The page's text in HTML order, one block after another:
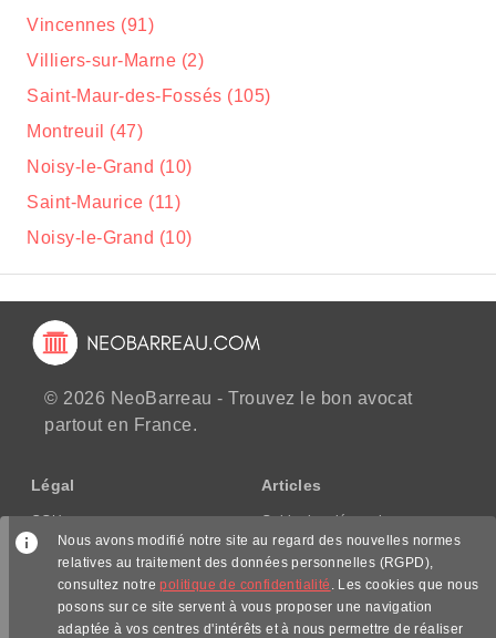
Vincennes (91)
Villiers-sur-Marne (2)
Saint-Maur-des-Fossés (105)
Montreuil (47)
Noisy-le-Grand (10)
Saint-Maurice (11)
Noisy-le-Grand (10)
© 2026 NeoBarreau - Trouvez le bon avocat
partout en France.
Légal
CGU
CGV/CPPS
Politique de confidentialité
Articles
Guide des démarches
Nous avons modifié notre site au regard des nouvelles normes
relatives au traitement des données personnelles (RGPD),
consultez notrepolitique de confidentialité . Les cookies que nous
posons sur ce site servent à vous proposer une navigation
adaptée à vos centres d'intérêts et à nous permettre de réaliser